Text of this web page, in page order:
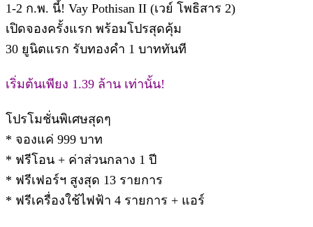
1-2 ก.พ. นี้! Vay Pothisan II (เวย์ โพธิสาร 2)
เปิดจองครั้งแรก พร้อมโปรสุดคุ้ม
30 ยูนิตแรก รับทองคำ 1 บาททันที
เริ่มต้นเพียง 1.39 ล้าน เท่านั้น!
โปรโมชั่นพิเศษสุดๆ
* จองแค่ 999 บาท
* ฟรีโอน + ค่าส่วนกลาง 1 ปี
* ฟรีเฟอร์ฯ สูงสุด 13 รายการ
* ฟรีเครื่องใช้ไฟฟ้า 4 รายการ + แอร์